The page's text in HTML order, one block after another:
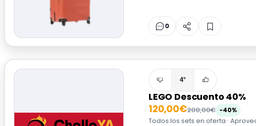
0
4°
LEGO Descuento 40%
120,00€200,00€ -40%
Todos los sets en oferta ·